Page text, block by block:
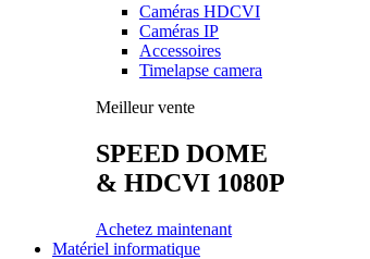
Caméras HDCVI
Caméras IP
Accessoires
Timelapse camera
Meilleur vente
SPEED DOME
& HDCVI 1080P
Achetez maintenant
Matériel informatique